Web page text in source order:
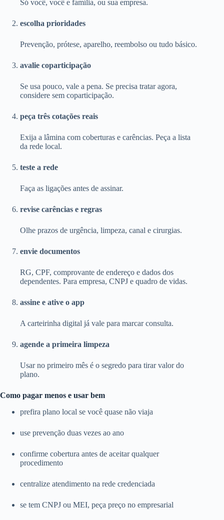
Só você, você e família, ou sua empresa.
escolha prioridades
Prevenção, prótese, aparelho, reembolso ou tudo básico.
avalie coparticipação
Se usa pouco, vale a pena. Se precisa tratar agora,
considere sem coparticipação.
peça três cotações reais
Exija a lâmina com coberturas e carências. Peça a lista
da rede local.
teste a rede
Faça as ligações antes de assinar.
revise carências e regras
Olhe prazos de urgência, limpeza, canal e cirurgias.
envie documentos
RG, CPF, comprovante de endereço e dados dos
dependentes. Para empresa, CNPJ e quadro de vidas.
assine e ative o app
A carteirinha digital já vale para marcar consulta.
agende a primeira limpeza
Usar no primeiro mês é o segredo para tirar valor do
plano.
Como pagar menos e usar bem
prefira plano local se você quase não viaja
use prevenção duas vezes ao ano
confirme cobertura antes de aceitar qualquer
procedimento
centralize atendimento na rede credenciada
se tem CNPJ ou MEI, peça preço no empresarial